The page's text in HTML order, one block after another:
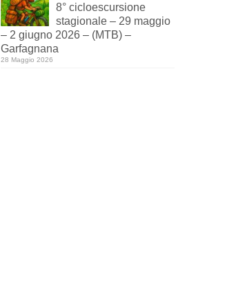
8° cicloescursione
stagionale – 29 maggio
– 2 giugno 2026 – (MTB) –
Garfagnana
28 Maggio 2026